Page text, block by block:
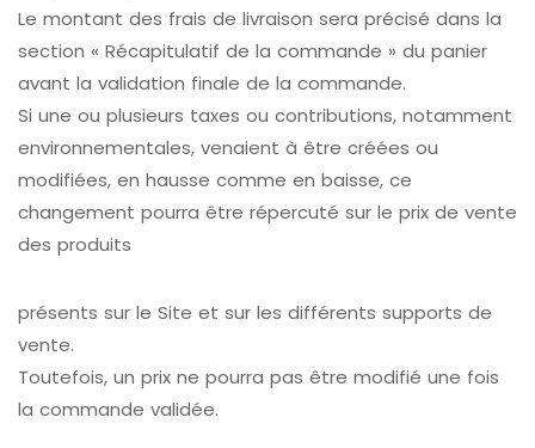
Le montant des frais de livraison sera précisé dans la
section « Récapitulatif de la commande » du panier
avant la validation finale de la commande.
Si une ou plusieurs taxes ou contributions, notamment
environnementales, venaient à être créées ou
modifiées, en hausse comme en baisse, ce
changement pourra être répercuté sur le prix de vente
des produits
présents sur le Site et sur les différents supports de
vente.
Toutefois, un prix ne pourra pas être modifié une fois
la commande validée.